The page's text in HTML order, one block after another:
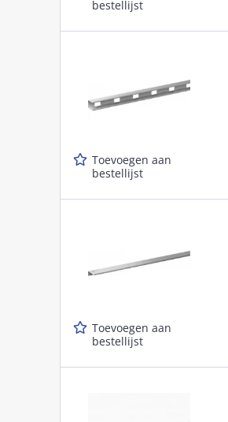
bestellijst
Toevoegen aan
bestellijst
Toevoegen aan
bestellijst